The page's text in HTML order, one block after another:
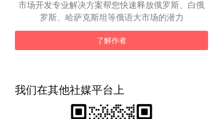
市场开发专业解决方案帮您快速释放俄罗斯、白俄
罗斯、哈萨克斯坦等俄语大市场的潜力
了解作者
我们在其他社媒平台上